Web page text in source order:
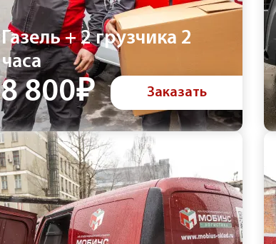
Газель + 2 грузчика 2
часа
8 800₽ Заказать